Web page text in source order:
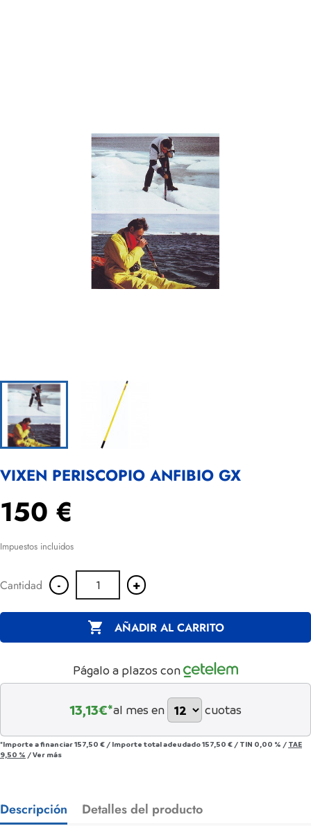
VIXEN PERISCOPIO ANFIBIO GX
150 €
Impuestos incluidos
Cantidad - +
 AÑADIR AL CARRITO
Págalo a plazos con
13,13€*al mes en cuotas
*Importe a financiar157,50 € / Importe total adeudado157,50 € / TIN 0,00 % / TAE
9,50 % /Ver más
Descripción Detalles del producto